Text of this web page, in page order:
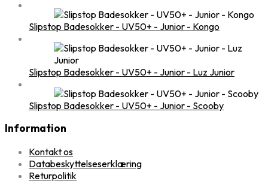
Slipstop Badesokker - UV50+ - Junior - Kongo
Slipstop Badesokker - UV50+ - Junior - Luz Junior
Slipstop Badesokker - UV50+ - Junior - Scooby
Information
Kontakt os
Databeskyttelseserklæring
Returpolitik